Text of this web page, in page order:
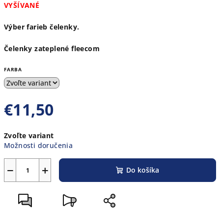
VYŠÍVANÉ
Výber farieb čelenky.
Čelenky zateplené fleecom
FARBA
€11,50
cena:
Zvoľte variant
Možnosti doručenia
+
− Do košíka